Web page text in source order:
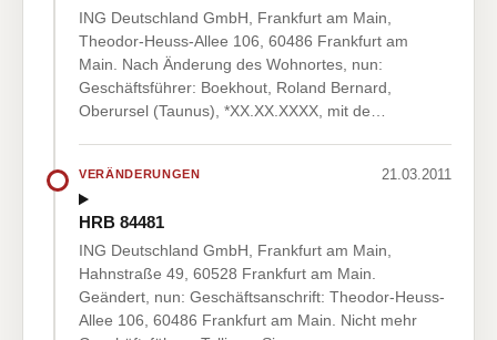
ING Deutschland GmbH, Frankfurt am Main,
Theodor-Heuss-Allee 106, 60486 Frankfurt am
Main. Nach Änderung des Wohnortes, nun:
Geschäftsführer: Boekhout, Roland Bernard,
Oberursel (Taunus), *XX.XX.XXXX, mit de…
VERÄNDERUNGEN 21.03.2011
HRB 84481
ING Deutschland GmbH, Frankfurt am Main,
Hahnstraße 49, 60528 Frankfurt am Main.
Geändert, nun: Geschäftsanschrift: Theodor-Heuss-
Allee 106, 60486 Frankfurt am Main. Nicht mehr